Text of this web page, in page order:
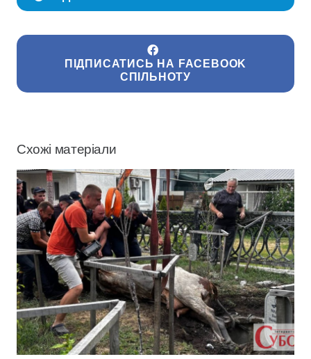
ПІДПИСАТИСЬ НА FACEBOOK
СПІЛЬНОТУ
Схожі матеріали